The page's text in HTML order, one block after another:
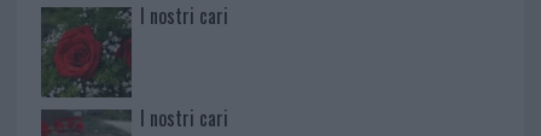
I nostri cari
I nostri cari